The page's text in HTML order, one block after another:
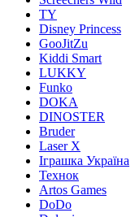
TY
Disney Princess
GooJitZu
Kiddi Smart
LUKKY
Funko
DOKA
DINOSTER
Bruder
Laser X
Іграшка Україна
Технок
Artos Games
DoDo